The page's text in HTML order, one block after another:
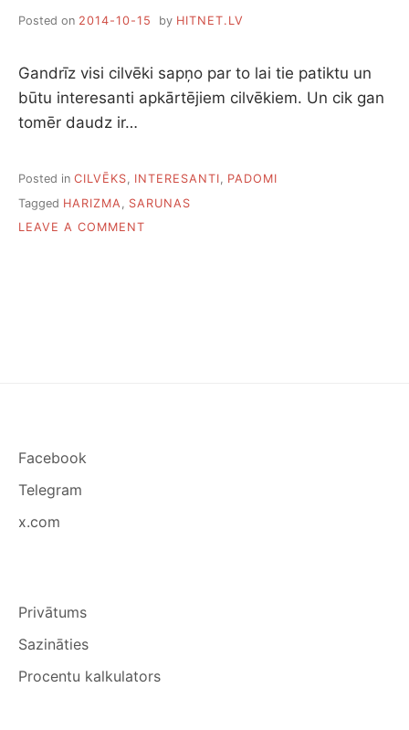
Posted on 2014-10-15 by HITNET.LV
Gandrīz visi cilvēki sapņo par to lai tie patiktu un
būtu interesanti apkārtējiem cilvēkiem. Un cik gan
tomēr daudz ir…
Posted in CILVĒKS, INTERESANTI, PADOMI
Tagged HARIZMA
SARUNAS
LEAVE A COMMENT
Facebook
Telegram
x.com
Privātums
Sazināties
Procentu kalkulators